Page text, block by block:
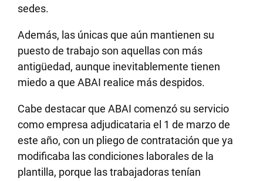
sedes.
Además, las únicas que aún mantienen su
puesto de trabajo son aquellas con más
antigüedad, aunque inevitablemente tienen
miedo a que ABAI realice más despidos.
Cabe destacar que ABAI comenzó su servicio
como empresa adjudicataria el 1 de marzo de
este año, con un pliego de contratación que ya
modificaba las condiciones laborales de la
plantilla, porque las trabajadoras tenían